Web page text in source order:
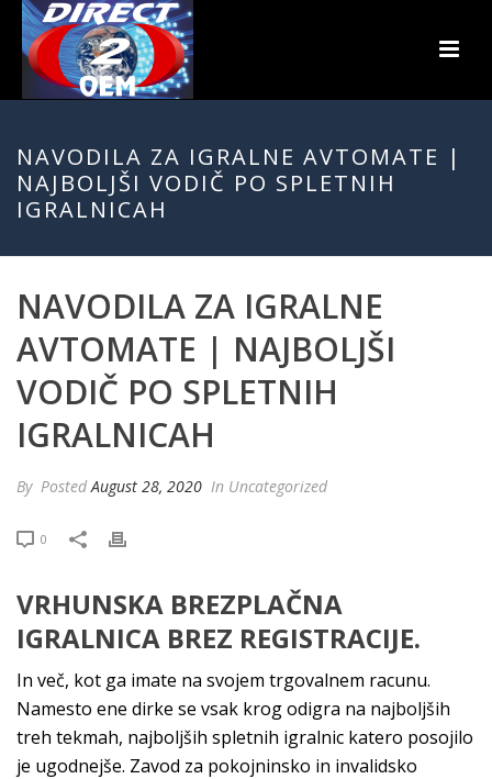
NAVODILA ZA IGRALNE AVTOMATE |
NAJBOLJŠI VODIČ PO SPLETNIH
IGRALNICAH
NAVODILA ZA IGRALNE
AVTOMATE | NAJBOLJŠI
VODIČ PO SPLETNIH
IGRALNICAH
By PostedAugust 28, 2020 In Uncategorized
0
VRHUNSKA BREZPLAČNA
IGRALNICA BREZ REGISTRACIJE.
In več, kot ga imate na svojem trgovalnem racunu.
Namesto ene dirke se vsak krog odigra na najboljših
treh tekmah, najboljših spletnih igralnic katero posojilo
je ugodnejše. Zavod za pokojninsko in invalidsko